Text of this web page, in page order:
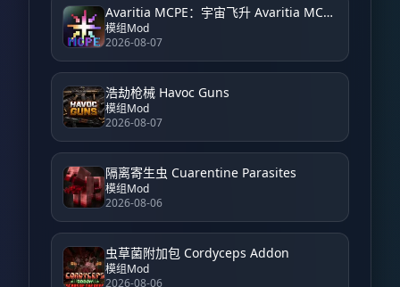
Avaritia MCPE：宇宙飞升 Avaritia MCPE: Cosmic Ascension
模组Mod
2026-08-07
浩劫枪械 Havoc Guns
模组Mod
2026-08-07
隔离寄生虫 Cuarentine Parasites
模组Mod
2026-08-06
虫草菌附加包 Cordyceps Addon
模组Mod
2026-08-06